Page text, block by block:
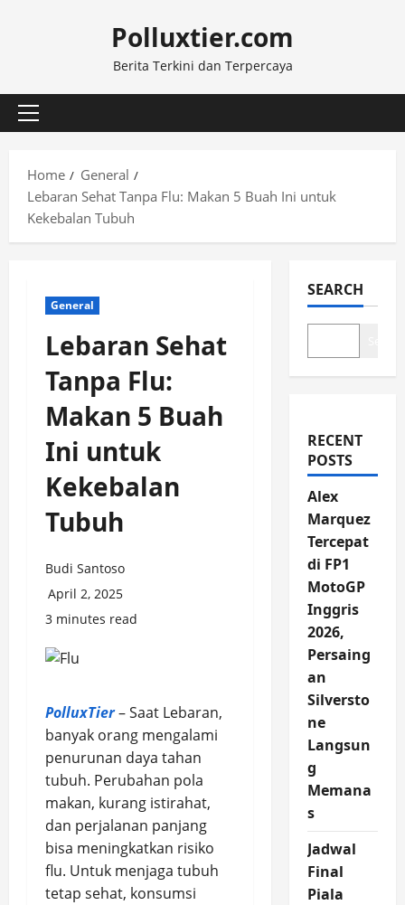
Polluxtier.com
Berita Terkini dan Terpercaya
Primary
Home
General
Lebaran Sehat Tanpa Flu: Makan 5 Buah Ini untuk
Kekebalan Tubuh
General
Lebaran Sehat
Tanpa Flu:
Makan 5 Buah
Ini untuk
Kekebalan
Tubuh
Budi Santoso
April 2, 2025
3 minutes read
PolluxTier– Saat Lebaran,
banyak orang mengalami
penurunan daya tahan
tubuh. Perubahan pola
makan, kurang istirahat,
dan perjalanan panjang
bisa meningkatkan risiko
flu. Untuk menjaga tubuh
tetap sehat, konsumsi
SEARCH
RECENT
POSTS
Alex
Marquez
Tercepat
di FP1
MotoGP
Inggris
2026,
Persaing
an
Silversto
ne
Langsun
g
Memana
s
Jadwal
Final
Piala